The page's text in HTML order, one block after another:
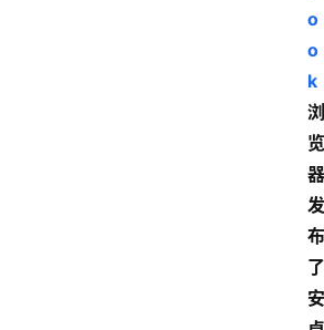
o
o
k
浏
览
器
发
布
了
安